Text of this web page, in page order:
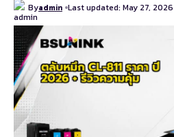
Byadmin Last updated: May 27, 2026